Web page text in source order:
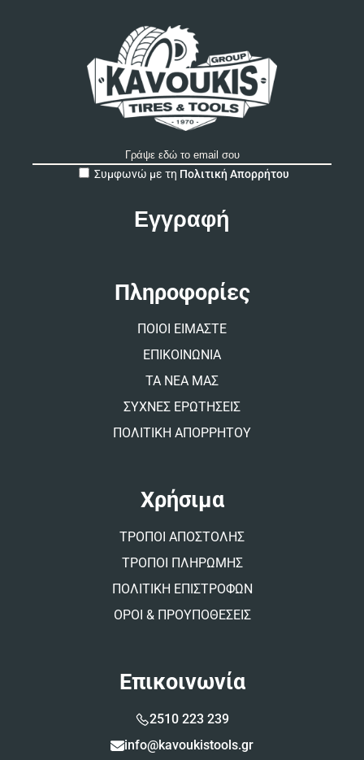
Συμφωνώ με τη Πολιτική Απορρήτου
Πληροφορίες
ΠΟΙΟΙ ΕΙΜΑΣΤΕ
ΕΠΙΚΟΙΝΩΝΙΑ
ΤΑ ΝΕΑ ΜΑΣ
ΣΥΧΝΕΣ ΕΡΩΤΗΣΕΙΣ
ΠΟΛΙΤΙΚΗ ΑΠΟΡΡΗΤΟΥ
Χρήσιμα
ΤΡΟΠΟΙ ΑΠΟΣΤΟΛΗΣ
ΤΡΟΠΟΙ ΠΛΗΡΩΜΗΣ
ΠΟΛΙΤΙΚΗ ΕΠΙΣΤΡΟΦΩΝ
ΟΡΟΙ & ΠΡΟΥΠΟΘΕΣΕΙΣ
Επικοινωνία
2510 223 239
info@kavoukistools.gr